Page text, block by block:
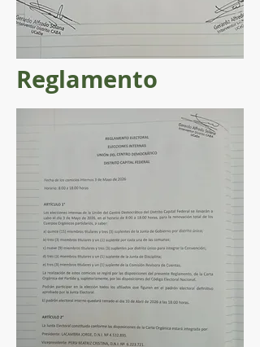
Reglamento